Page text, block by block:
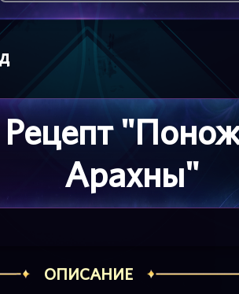
Рецепт
Арахны"
ОПИСАНИЕ